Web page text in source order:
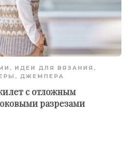
, ИДЕИ ДЛЯ ВЯЗАНИЯ ,
ДЖЕМПЕРА
с отложным
разрезами